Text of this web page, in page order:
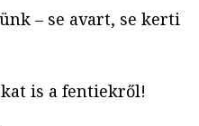
– se avart, se kerti
is a fentiekről!